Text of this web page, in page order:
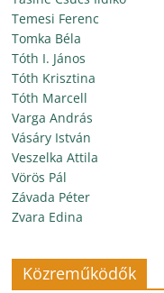
Temesi Ferenc
Tomka Béla
Tóth I. János
Tóth Krisztina
Tóth Marcell
Varga András
Vásáry István
Veszelka Attila
Vörös Pál
Závada Péter
Zvara Edina
Közreműködők